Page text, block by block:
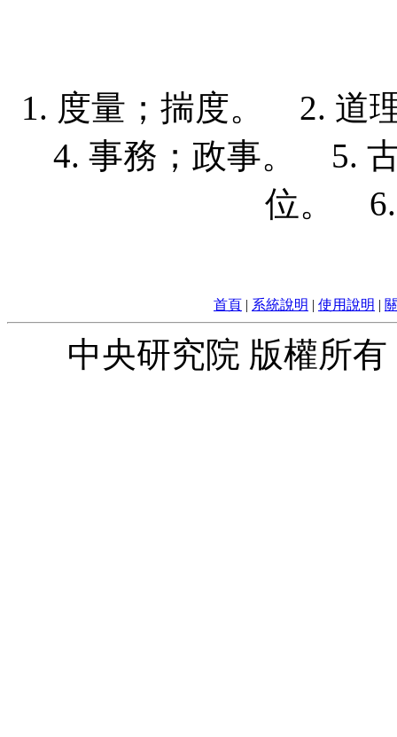
1. 度量；揣度。 2. 道
4. 事務；政事。 5.
位。
首頁 | 系統說明 | 使用說明 |
中央研究院 版權所有